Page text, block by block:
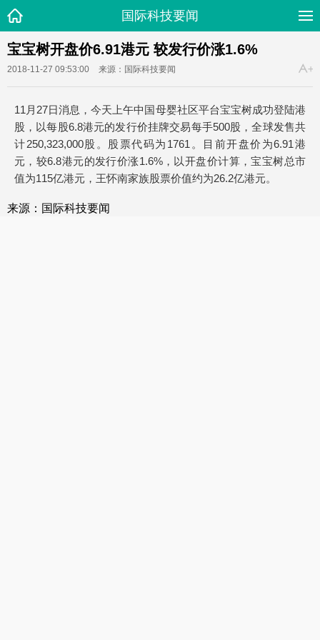
国际科技要闻
宝宝树开盘价6.91港元 较发行价涨1.6%
2018-11-27 09:53:00 来源：国际科技要闻
11月27日消息，今天上午中国母婴社区平台宝宝树成功登陆港
股，以每股6.8港元的发行价挂牌交易每手500股，全球发售共
计250,323,000股。股票代码为1761。目前开盘价为6.91港
元，较6.8港元的发行价涨1.6%，以开盘价计算，宝宝树总市
值为115亿港元，王怀南家族股票价值约为26.2亿港元。
来源：国际科技要闻